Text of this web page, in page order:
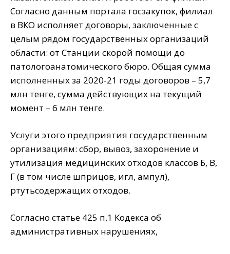
Согласно данным портала госзакупок, филиал
в ВКО исполняет договоры, заключенные с
целым рядом государственных организаций
области: от Станции скорой помощи до
патологоанатомического бюро. Общая сумма
исполненных за 2020-21 годы договоров – 5,7
млн тенге, сумма действующих на текущий
момент – 6 млн тенге.
Услуги этого предприятия государственным
организациям: сбор, вывоз, захоронение и
утилизация медицинских отходов классов Б, В,
Г (в том числе шприцов, игл, ампул),
ртутьсодержащих отходов.
Согласно статье 425 п.1 Кодекса об
административных нарушениях,